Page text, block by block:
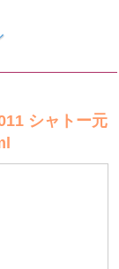
シャトー元